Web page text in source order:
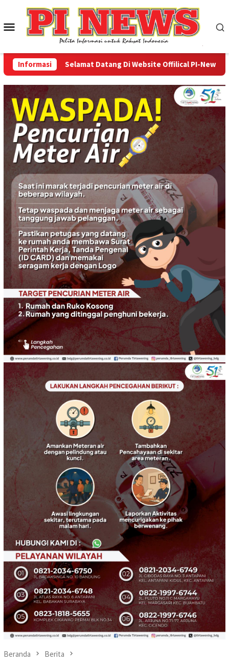
konten
Menu
Mobile
InformasiSelamat Datang Di Website Offilical PI-News
Beranda Berita